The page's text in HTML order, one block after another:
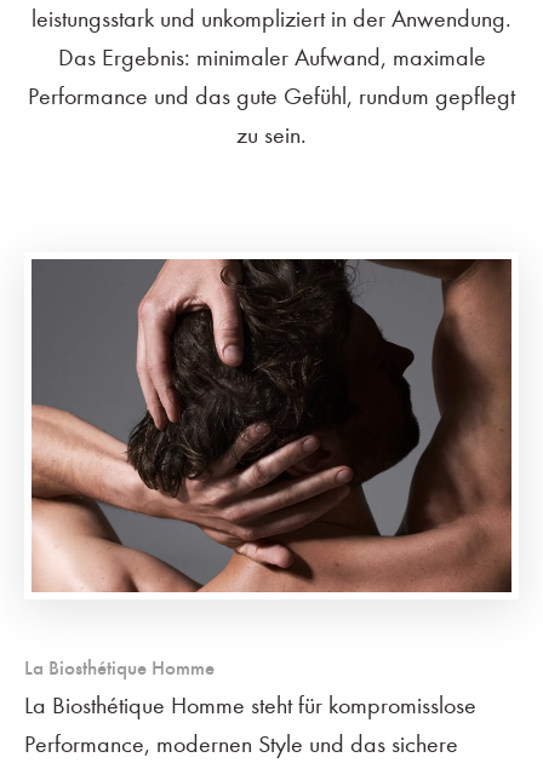
leistungsstark und unkompliziert in der Anwendung.
Das Ergebnis: minimaler Aufwand, maximale
Performance und das gute Gefühl, rundum gepflegt
zu sein.
La Biosthétique Homme
La Biosthétique Homme steht für kompromisslose
Performance, modernen Style und das sichere